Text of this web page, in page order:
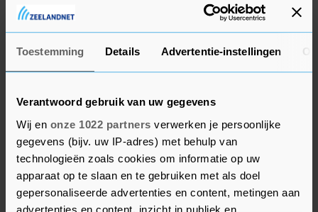
Toestemming Details Advertentie-instellingen
Verantwoord gebruik van uw gegevens
Wij en onze 1022 partners verwerken je persoonlijke
gegevens (bijv. uw IP-adres) met behulp van
technologieën zoals cookies om informatie op uw
apparaat op te slaan en te gebruiken met als doel
gepersonaliseerde advertenties en content, metingen aan
advertenties en content, inzicht in publiek en
Ondertussen worden nog meer schepen geladen
in drie Oekraïense havens die in handen van de
Oekraïense regering zijn. Er wordt op korte
termijn vanuit Tsjornomorsk met vier
Nederland, Soedan en Turkije aldus de
plaatselijke havenautoriteiten.